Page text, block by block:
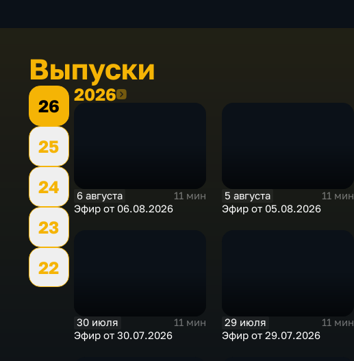
Выпуски
26
25
24
23
22
20262026
6 августа
11 мин
Эфир от 06.08.2026
5 августа
11 мин
Эфир от 05.08.2026
30 июля
11 мин
Эфир от 30.07.2026
29 июля
11 мин
Эфир от 29.07.2026